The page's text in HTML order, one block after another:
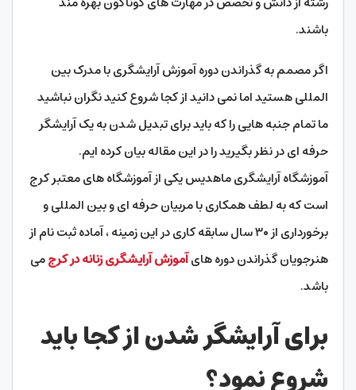
باشند.
اگر مصمم به گذراندن دوره آموزش آرایشگری با مدرک بین
المللی هستید اما نمی دانید از کجا شروع کنید نگران نباشید
ما تمام جنبه هایی را که باید برای تبدیل شدن به یک آرایشگر
حرفه ای در نظر بگیرید را در این مقاله بیان کرده ایم.
آموزشگاه آرایشگری ماهدیس یکی از آموزشگاه های معتبر کرج
است که به لطف همکاری با مربیان حرفه ای و بین المللی و
برخورداری از ۳۰ سال سابقه کاری در این زمینه ، آماده ثبت نام از
هنرجویان گذراندن دوره هایآموزش آرایشگری زنانه در کرجمی
باشد.
برای آرایشگر شدن از کجا باید
شروع نمود؟